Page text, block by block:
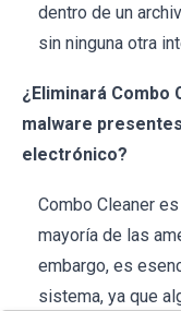
dentro de un
sin ninguna otra
¿Eliminará Combo
malware
electrónico?
Combo Cleaner
mayoría de las
embargo, es
sistema, ya que